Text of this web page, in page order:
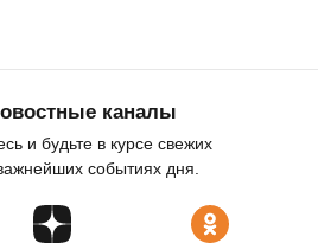
каналы
и будьте в курсе свежих
событиях дня.